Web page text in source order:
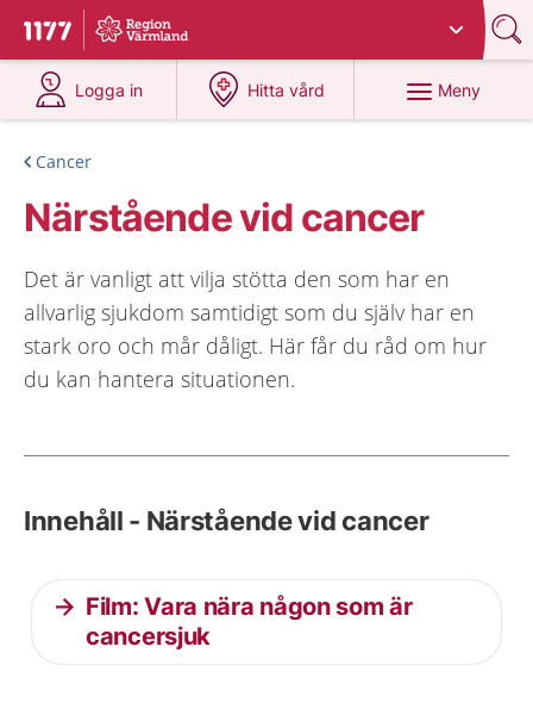
Till startsidan för 1177
Du har valt region
Logga in
på 1177.se
Hitta vård
på 1177.se
Meny
Cancer
Närstående vid cancer
Det är vanligt att vilja stötta den som har en
allvarlig sjukdom samtidigt som du själv har en
stark oro och mår dåligt. Här får du råd om hur
du kan hantera situationen.
Innehåll - Närstående vid cancer
Film: Vara nära någon som är
cancersjuk